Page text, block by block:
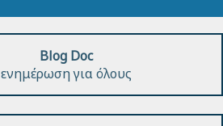
Blog Doc
ενημέρωση για όλους